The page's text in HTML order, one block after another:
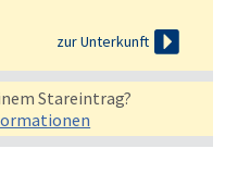
zur Unterkunft 
Stareintrag?